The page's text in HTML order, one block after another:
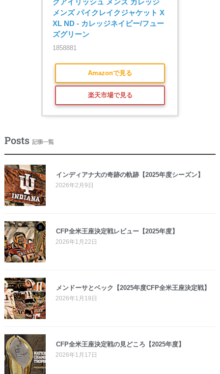
メンズ パイクレイクジャケット X
XL ND - カレッジネイビー/フュー
ズグリーン
1858881
Amazonで見る
楽天市場で見る
Posts 記事一覧
インディアナ大の奇跡の軌跡【2025年度シーズン】
2026年2月9日
CFP全米王座決定戦レビュー【2025年度】
2026年1月22日
メンドーサとベック【2025年度CFP全米王座決定戦】
2026年1月19日
CFP全米王座決定戦の見どころ【2025年度】
2026年1月17日